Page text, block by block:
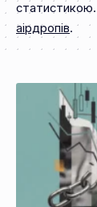
аірдропів.